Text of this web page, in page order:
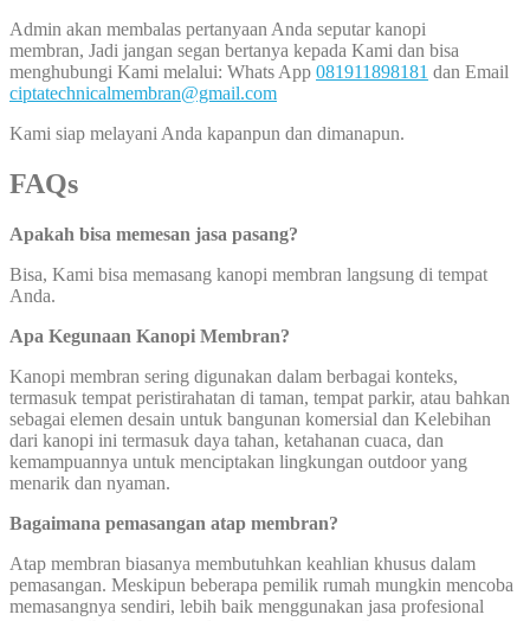
Admin akan membalas pertanyaan Anda seputar kanopi
membran, Jadi jangan segan bertanya kepada Kami dan bisa
menghubungi Kami melalui: Whats App 081911898181 dan Email
ciptatechnicalmembran@gmail.com
Kami siap melayani Anda kapanpun dan dimanapun.
FAQs
Apakah bisa memesan jasa pasang?
Bisa, Kami bisa memasang kanopi membran langsung di tempat
Anda.
Apa Kegunaan Kanopi Membran?
Kanopi membran sering digunakan dalam berbagai konteks,
termasuk tempat peristirahatan di taman, tempat parkir, atau bahkan
sebagai elemen desain untuk bangunan komersial dan Kelebihan
dari kanopi ini termasuk daya tahan, ketahanan cuaca, dan
kemampuannya untuk menciptakan lingkungan outdoor yang
menarik dan nyaman.
Bagaimana pemasangan atap membran?
Atap membran biasanya membutuhkan keahlian khusus dalam
pemasangan. Meskipun beberapa pemilik rumah mungkin mencoba
memasangnya sendiri, lebih baik menggunakan jasa profesional